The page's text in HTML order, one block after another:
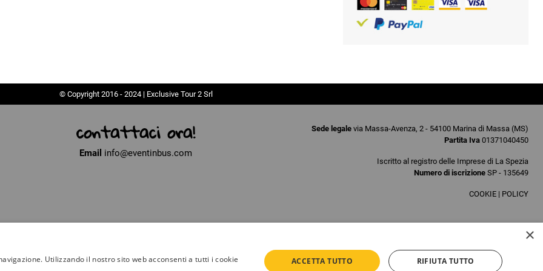
© Copyright 2016 - 2024 | Exclusive Tour 2 Srl
contattaci ora!
Email info@eventinbus.com
Sede legale via Massa-Avenza, 2 - 54100 Marina di Massa (MS)
Partita Iva 01371040450
Iscritto al registro delle Imprese di La Spezia
Numero di iscrizione SP - 135649
COOKIE | POLICY
×
Utilizzando il nostro sito web acconsenti a tutti i cookie
ACCETTA TUTTO RIFIUTA TUTTO